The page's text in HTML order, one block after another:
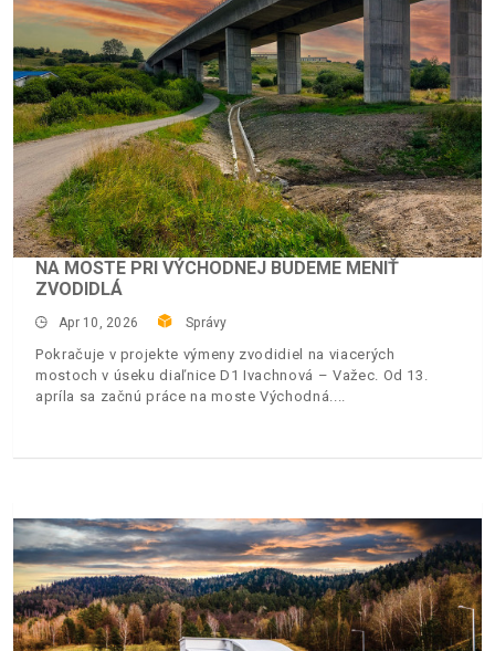
NA MOSTE PRI VÝCHODNEJ BUDEME MENIŤ
ZVODIDLÁ
Apr 10, 2026 Správy
Pokračuje v projekte výmeny zvodidiel na viacerých
mostoch v úseku diaľnice D1 Ivachnová – Važec. Od 13.
apríla sa začnú práce na moste Východná.